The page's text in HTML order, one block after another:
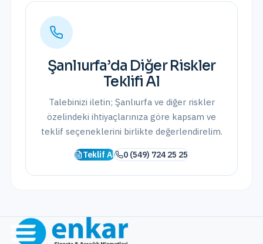
Şanlıurfa’da Diğer Riskler
Teklifi Al
Talebinizi iletin; Şanlıurfave diğer riskler
özelindeki ihtiyaçlarınıza göre kapsam ve
teklif seçeneklerini birlikte değerlendirelim.
Teklif Al 0 (549) 724 25 25